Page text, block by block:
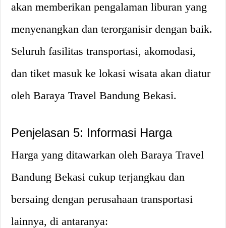
akan memberikan pengalaman liburan yang
menyenangkan dan terorganisir dengan baik.
Seluruh fasilitas transportasi, akomodasi,
dan tiket masuk ke lokasi wisata akan diatur
oleh Baraya Travel Bandung Bekasi.
Penjelasan 5: Informasi Harga
Harga yang ditawarkan oleh Baraya Travel
Bandung Bekasi cukup terjangkau dan
bersaing dengan perusahaan transportasi
lainnya, di antaranya: